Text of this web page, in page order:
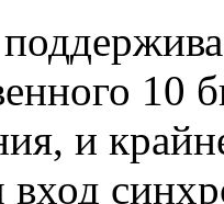
10
и
вход